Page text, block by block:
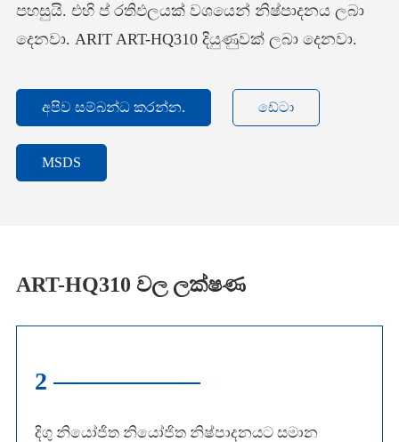
පහසුයි. එහි ප් රතිඵලයක් වශයෙන් නිෂ්පාදනය ලබා
දෙනවා. ARIT ART-HQ310 දියුණුවක් ලබා දෙනවා.
අපිව සම්බන්ධ කරන්න. ඩේටා
MSDS
ART-HQ310 වල ලක්ෂණ
2
දිගු නියෝජිත නියෝජිත නිෂ්පාදනයට සමාන